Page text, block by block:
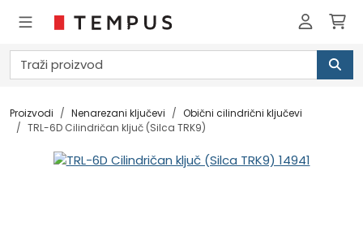
Proizvodi Nenarezani ključevi
Obični cilindrični ključevi
TRL-6D Cilindričan ključ (Silca TRK9)